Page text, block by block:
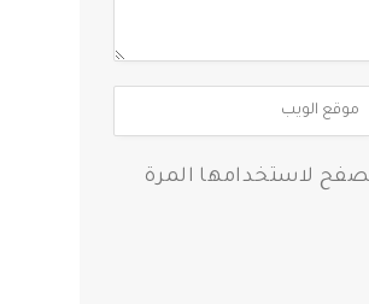
لاستخدامها المرة